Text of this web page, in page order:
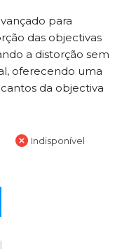
para
das objectivas
a distorção sem
oferecendo uma
da objectiva
Indisponível